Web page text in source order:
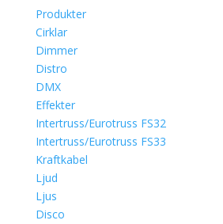
Produkter
Cirklar
Dimmer
Distro
DMX
Effekter
Intertruss/Eurotruss FS32
Intertruss/Eurotruss FS33
Kraftkabel
Ljud
Ljus
Disco